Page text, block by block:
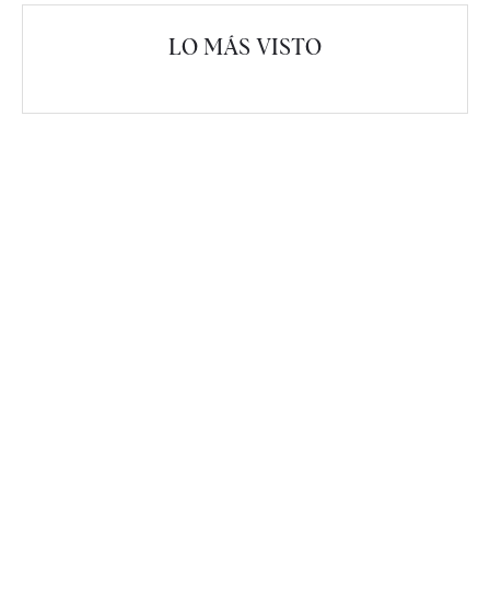
LO MÁS VISTO